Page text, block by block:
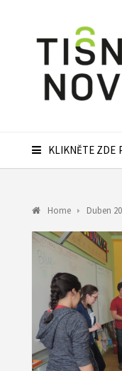
KLIKNĚTE ZDE
Home Duben